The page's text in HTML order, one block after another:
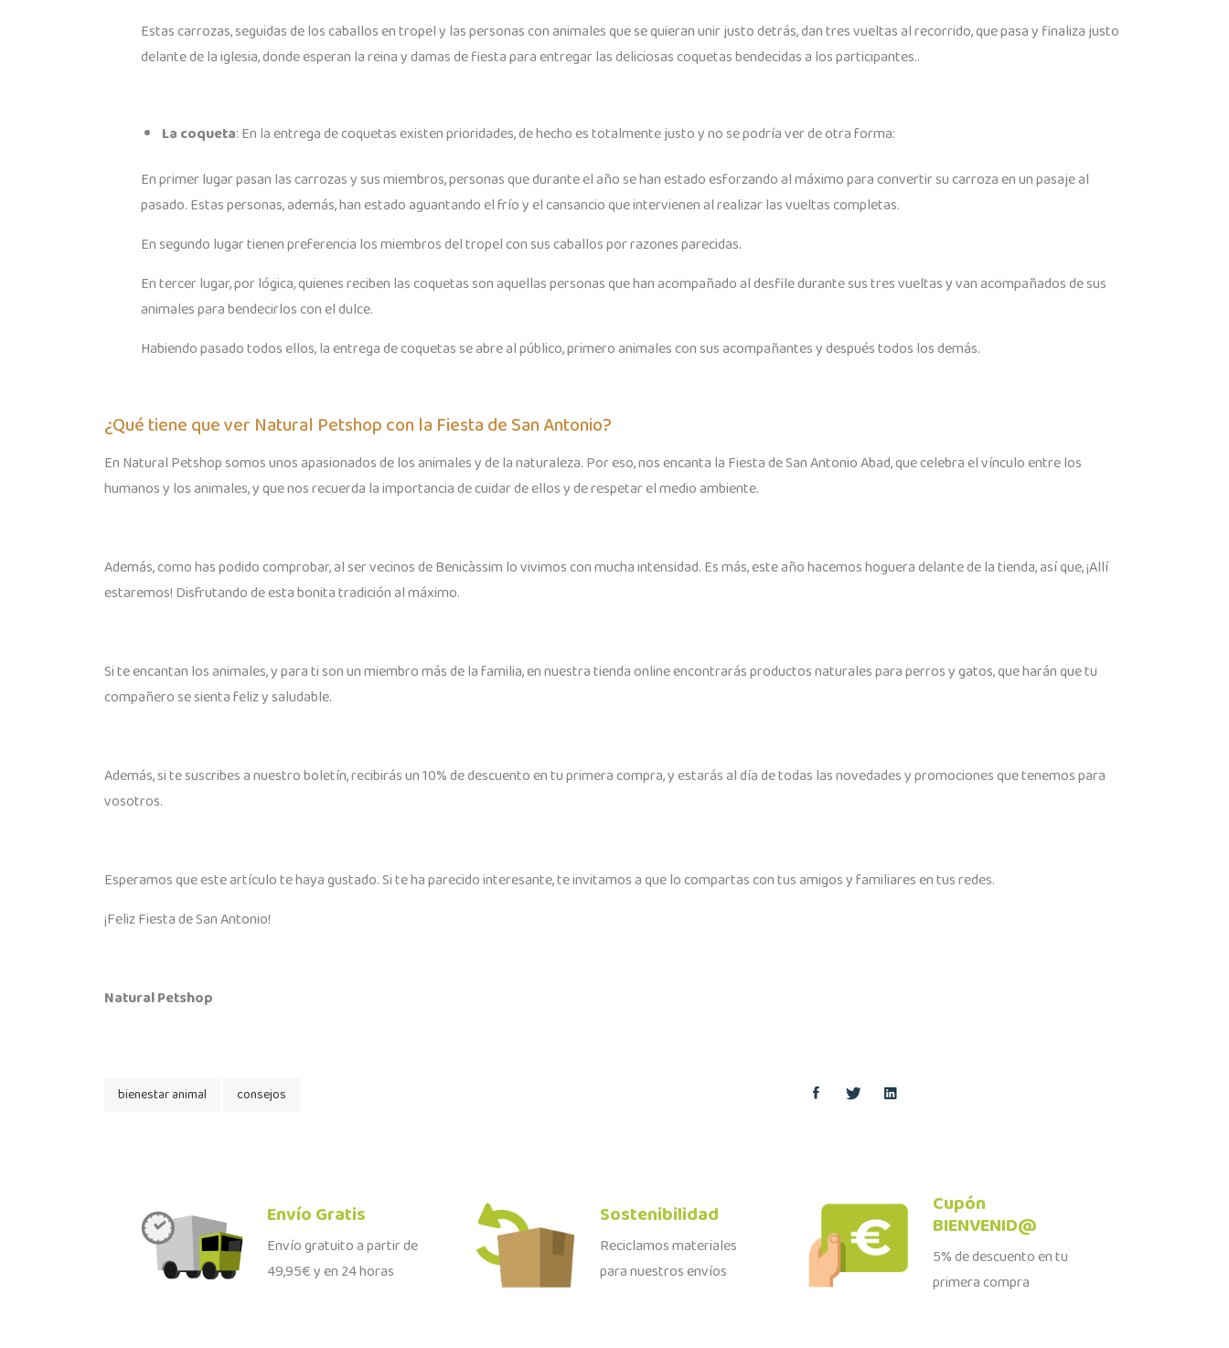
Estas carrozas, seguidas de los caballos en tropel y las personas con animales que se quieran unir justo detrás, dan tres vueltas al recorrido, que pasa y finaliza justo
delante de la iglesia, donde esperan la reina y damas de fiesta para entregar las deliciosas coquetas bendecidas a los participantes..
La coqueta: En la entrega de coquetas existen prioridades, de hecho es totalmente justo y no se podría ver de otra forma:
En primer lugar pasan las carrozas y sus miembros, personas que durante el año se han estado esforzando al máximo para convertir su carroza en un pasaje al
pasado. Estas personas, además, han estado aguantando el frío y el cansancio que intervienen al realizar las vueltas completas.
En segundo lugar tienen preferencia los miembros del tropel con sus caballos por razones parecidas.
En tercer lugar, por lógica, quienes reciben las coquetas son aquellas personas que han acompañado al desfile durante sus tres vueltas y van acompañados de sus
animales para bendecirlos con el dulce.
Habiendo pasado todos ellos, la entrega de coquetas se abre al público, primero animales con sus acompañantes y después todos los demás.
¿Qué tiene que ver Natural Petshop con la Fiesta de San Antonio?
En Natural Petshop somos unos apasionados de los animales y de la naturaleza. Por eso, nos encanta la Fiesta de San Antonio Abad, que celebra el vínculo entre los
humanos y los animales, y que nos recuerda la importancia de cuidar de ellos y de respetar el medio ambiente.
Además, como has podido comprobar, al ser vecinos de Benicàssim lo vivimos con mucha intensidad. Es más, este año hacemos hoguera delante de la tienda, así que, ¡Allí
estaremos! Disfrutando de esta bonita tradición al máximo.
Si te encantan los animales, y para ti son un miembro más de la familia, en nuestra tienda online encontrarás productos naturales para perros y gatos, que harán que tu
compañero se sienta feliz y saludable.
Además, si te suscribes a nuestro boletín, recibirás un 10% de descuento en tu primera compra, y estarás al día de todas las novedades y promociones que tenemos para
vosotros.
Esperamos que este artículo te haya gustado. Si te ha parecido interesante, te invitamos a que lo compartas con tus amigos y familiares en tus redes.
¡Feliz Fiesta de San Antonio!
Natural Petshop
bienestar animal consejos
Envío Gratis
Envío gratuito a partir de
49,95€ y en 24 horas
Sostenibilidad
Reciclamos materiales
para nuestros envíos
Cupón
BIENVENID@
5% de descuento en tu
primera compra